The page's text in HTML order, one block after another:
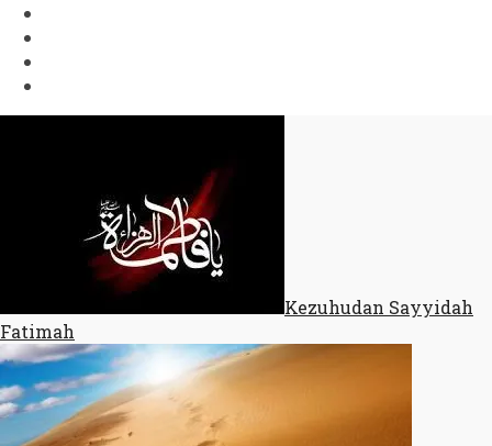
Kezuhudan Sayyidah
Fatimah